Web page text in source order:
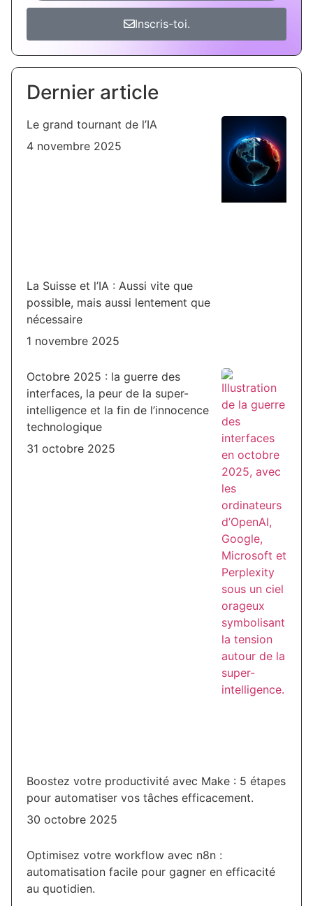
Inscris-toi.
Dernier article
Le grand tournant de l’IA
4 novembre 2025
La Suisse et l’IA : Aussi vite que
possible, mais aussi lentement que
nécessaire
1 novembre 2025
Octobre 2025 : la guerre des
interfaces, la peur de la super-
intelligence et la fin de l’innocence
technologique
31 octobre 2025
Boostez votre productivité avec Make : 5 étapes
pour automatiser vos tâches efficacement.
30 octobre 2025
Optimisez votre workflow avec n8n :
automatisation facile pour gagner en efficacité
au quotidien.